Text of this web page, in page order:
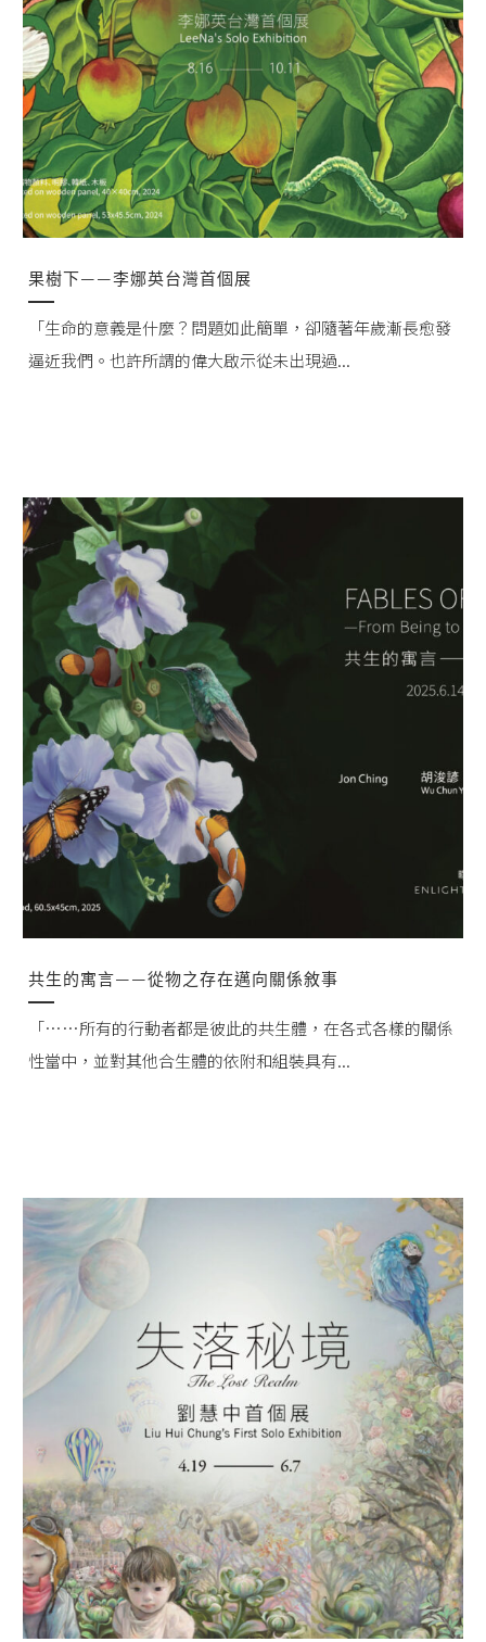
果樹下——李娜英台灣首個展
「生命的意義是什麼？問題如此簡單，卻隨著年歲漸長愈發
逼近我們。也許所謂的偉大啟示從未出現過...
共生的寓言——從物之存在邁向關係敘事
「……所有的行動者都是彼此的共生體，在各式各樣的關係
性當中，並對其他合生體的依附和組裝具有...